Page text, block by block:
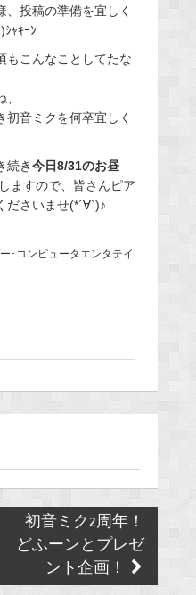
投稿の準備を宜しく
ｬｷｰﾝ
こんなことしてたな
初音ミクを何卒宜しく
続き今日8/31のお昼
ますので、皆さんピア
ださいませ(*´∀`)♪
･コンピュータエンタテイ
初音ミク2周年！
どふーンとプレゼ
ント企画！